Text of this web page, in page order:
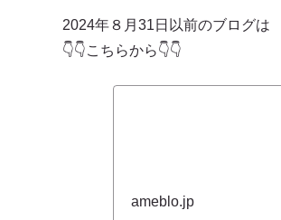
2024年８月31日以前のブログは
👇👇こちらから👇👇
ameblo.jp